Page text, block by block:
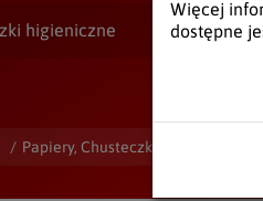
higieniczne
/ Papiery, Chusteczki Chusteczki
Więcej
dostępne